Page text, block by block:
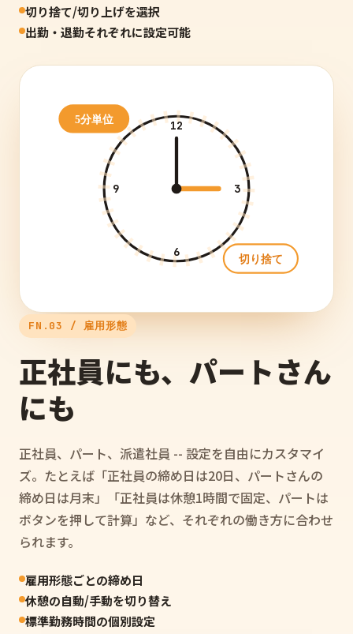
切り捨て/切り上げを選択
出勤・退勤それぞれに設定可能
12
3
6
9
5分単位
切り捨て
FN.03 / 雇用形態
正社員にも、パートさん
にも
正社員、パート、派遣社員 -- 設定を自由にカスタマイ
ズ。たとえば「正社員の締め日は20日、パートさんの
締め日は月末」「正社員は休憩1時間で固定、パートは
ボタンを押して計算」など、それぞれの働き方に合わせ
られます。
雇用形態ごとの締め日
休憩の自動/手動を切り替え
標準勤務時間の個別設定